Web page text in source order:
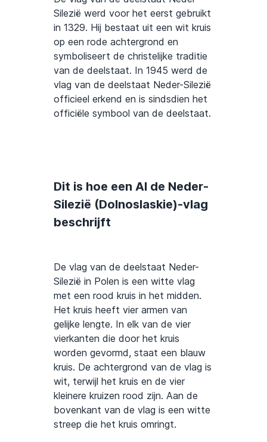
Silezië werd voor het eerst gebruikt
in 1329. Hij bestaat uit een wit kruis
op een rode achtergrond en
symboliseert de christelijke traditie
van de deelstaat. In 1945 werd de
vlag van de deelstaat Neder-Silezië
officieel erkend en is sindsdien het
officiële symbool van de deelstaat.
Dit is hoe een AI de Neder-
Silezië (Dolnoslaskie)-vlag
beschrijft
De vlag van de deelstaat Neder-
Silezië in Polen is een witte vlag
met een rood kruis in het midden.
Het kruis heeft vier armen van
gelijke lengte. In elk van de vier
vierkanten die door het kruis
worden gevormd, staat een blauw
kruis. De achtergrond van de vlag is
wit, terwijl het kruis en de vier
kleinere kruizen rood zijn. Aan de
bovenkant van de vlag is een witte
streep die het kruis omringt.